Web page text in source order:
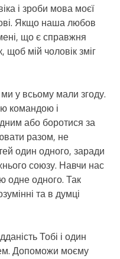
і зроби мова моєї
Якщо наша любов
що є справжня
щоб мій чоловік зміг
у всьому мали згоду.
командою і
або боротися за
разом, не
один одного, заради
союзу. Навчи нас
одне одного. Так
та в думці
Тобі і один
Допоможи моєму